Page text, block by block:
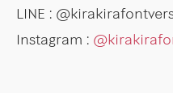
LINE :
Instagram :